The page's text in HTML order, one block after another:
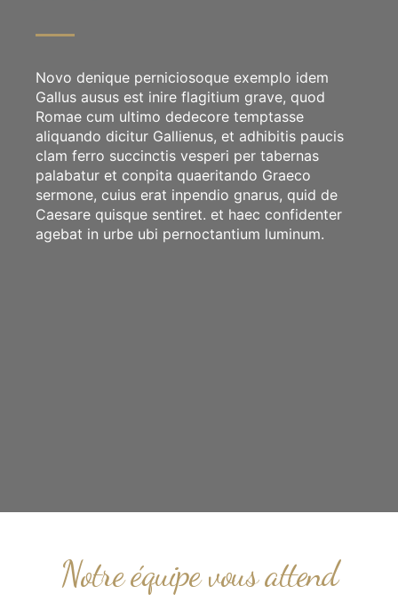
Novo denique perniciosoque exemplo idem
Gallus ausus est inire flagitium grave, quod
Romae cum ultimo dedecore temptasse
aliquando dicitur Gallienus, et adhibitis paucis
clam ferro succinctis vesperi per tabernas
palabatur et conpita quaeritando Graeco
sermone, cuius erat inpendio gnarus, quid de
Caesare quisque sentiret. et haec confidenter
agebat in urbe ubi pernoctantium luminum.
Notre équipe vous attend
×